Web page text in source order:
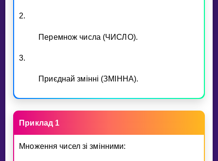
2.
Перемнож числа (ЧИСЛО).
3.
Приєднай змiннi (ЗМIННА).
Приклад 1
Множення чисел зi змiнними: